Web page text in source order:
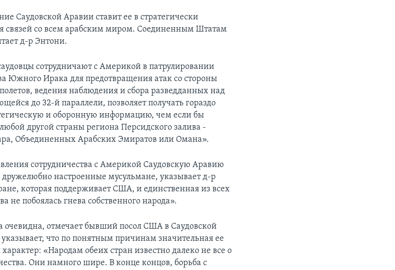
Саудовской Аравии ставит ее в стратегически
связей со всем арабским миром. Соединенным Штатам
д-р Энтони.
сотрудничают с Америкой в патрулировании
Южного Ирака для предотвращения атак со стороны
ведения наблюдения и сбора разведданных над
до 32-й параллели, позволяет получать гораздо
и оборонную информацию, чем если бы
другой страны региона Персидского залива -
Объединенных Арабских Эмиратов или Омана».
сотрудничества с Америкой Саудовскую Аравию
настроенные мусульмане, указывает д-р
которая поддерживает США, и единственная из всех
не побоялась гнева собственного народа».
очевидна, отмечает бывший посол США в Саудовской
что по понятным причинам значительная ее
«Народам обеих стран известно далеко не все о
Они намного шире. В конце концов, борьба с